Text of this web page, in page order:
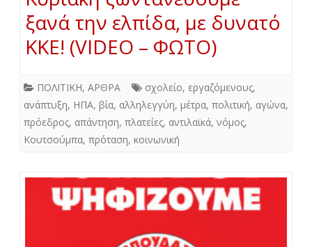
ξανά την ελπίδα, με δυνατό
ΚΚΕ! (VIDEO – ΦΩΤΟ)
ΠΟΛΙΤΙΚΗ, ΑΡΘΡΑ σχολείο, εργαζόμενους,
ανάπτυξη, ΗΠΑ, βία, αλληλεγγύη, μέτρα, πολιτική, αγώνα,
πρόεδρος, απάντηση, πλατείες, αντιλαϊκά, νόμος,
Κουτσούμπα, πρόταση, κοινωνική